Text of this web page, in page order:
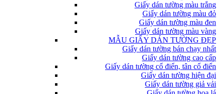
Giấy dán tường màu trắng
Giấy dán tường màu đỏ
Giấy dán tường màu đen
Giấy dán tường màu vàng
MẪU GIẤY DÁN TƯỜNG ĐẸP
Giấy dán tường bán chạy nhất
Giấy dán tường cao cấp
Giấy dán tường cổ điển, tân cổ điển
Giấy dán tường hiện đại
Giấy dán tường giả vải